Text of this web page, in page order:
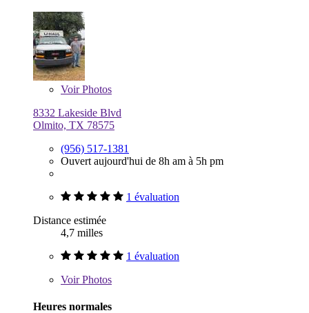
VoirPhotos
8332 Lakeside Blvd
Olmito, TX 78575
(956) 517-1381
Ouvert aujourd'hui de 8h am à 5h pm
1 évaluation
Distance estimée
4,7 milles
1 évaluation
VoirPhotos
Heures normales